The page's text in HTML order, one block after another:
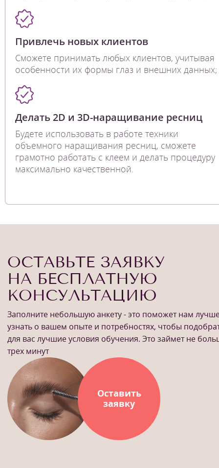
Привлечь новых клиентов
Сможете принимать любых клиентов, учитывая
особенности их формы глаз и внешних данных;
Делать 2D и 3D-наращивание ресниц
Будете использовать в работе техники
объемного наращивания ресниц, сможете
грамотно работать с клеем и делать процедуру
максимально качественной.
ОСТАВЬТЕ ЗАЯВКУ
НА БЕСПЛАТНУЮ
КОНСУЛЬТАЦИЮ
Заполните небольшую анкету - это поможет нам
узнать о вашем опыте и потребностях, чтобы
для вас лучшие условия обучения. Это займет не
трех минут
Оставить
заявку